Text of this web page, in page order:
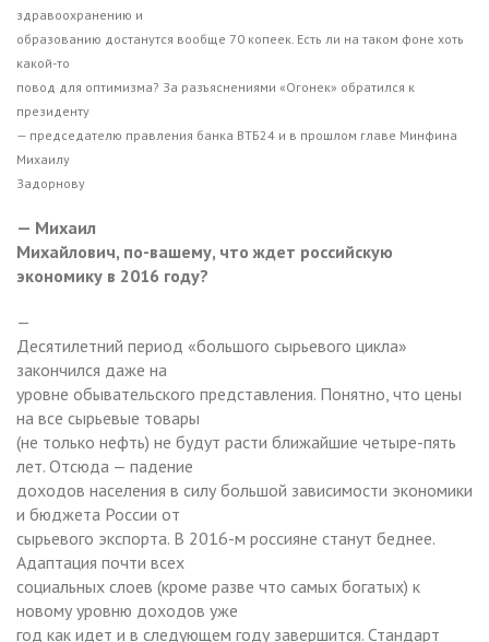
здравоохранению и
образованию достанутся вообще 70 копеек. Есть ли на таком фоне хоть
какой-то
повод для оптимизма? За разъяснениями «Огонек» обратился к
президенту
— председателю правления банка ВТБ24 и в прошлом главе Минфина
Михаилу
Задорнову
— Михаил
Михайлович, по-вашему, что ждет российскую
экономику в 2016 году?
—
Десятилетний период «большого сырьевого цикла»
закончился даже на
уровне обывательского представления. Понятно, что цены
на все сырьевые товары
(не только нефть) не будут расти ближайшие четыре-пять
лет. Отсюда — падение
доходов населения в силу большой зависимости экономики
и бюджета России от
сырьевого экспорта. В 2016-м россияне станут беднее.
Адаптация почти всех
социальных слоев (кроме разве что самых богатых) к
новому уровню доходов уже
год как идет и в следующем году завершится. Стандарт